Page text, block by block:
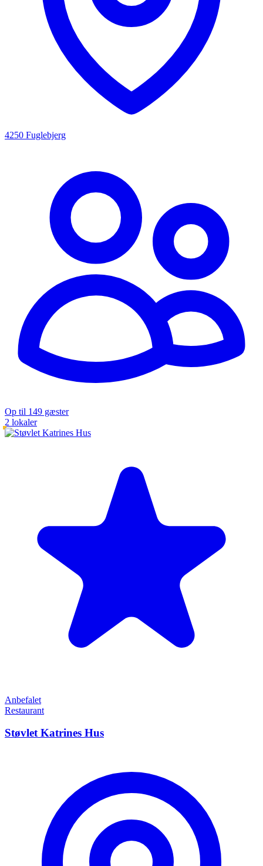
4250 Fuglebjerg
Op til 149 gæster
2 lokaler
Anbefalet
Restaurant
Støvlet Katrines Hus